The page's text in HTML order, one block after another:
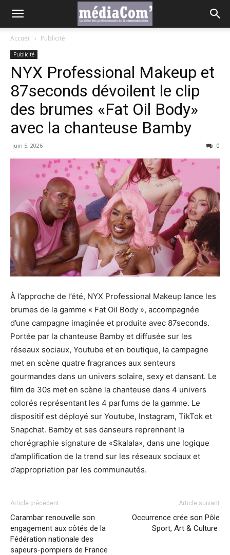
Accueil Publicité
Publicité
NYX Professional Makeup et
87seconds dévoilent le clip
des brumes «Fat Oil Body»
avec la chanteuse Bamby
juin 5, 2026 0
À l’approche de l’été, NYX Professional Makeup lance les
brumes de la gamme « Fat Oil Body », accompagnée
d’une campagne imaginée et produite avec 87seconds.
Portée par la chanteuse Bamby et diffusée sur les
réseaux sociaux, Youtube et en boutique, la campagne
met en scène quatre fragrances aux senteurs
gourmandes dans un univers solaire, sexy et dansant. Le
film de 30s met en scène la chanteuse dans 4 univers
colorés représentant les 4 parfums de la gamme. Le
dispositif est déployé sur Youtube, Instagram, TikTok et
Snapchat. Bamby et ses danseurs reprennent la
chorégraphie signature de «Skalala», dans une logique
d’amplification de la trend sur les réseaux sociaux et
d’appropriation par les communautés.
Article précédent
Carambar renouvelle son
engagement aux côtés de la
Fédération nationale des
sapeurs-pompiers de France
Article suivant
Occurrence crée son Pôle
Sport, Art & Culture